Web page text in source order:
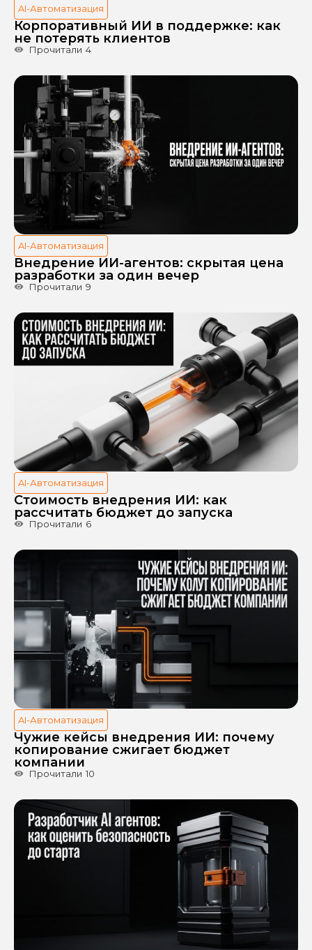
AI-Автоматизация
Корпоративный ИИ в поддержке: как
не потерять клиентов
Прочитали 4
AI-Автоматизация
Внедрение ИИ-агентов: скрытая цена
разработки за один вечер
Прочитали 9
AI-Автоматизация
Стоимость внедрения ИИ: как
рассчитать бюджет до запуска
Прочитали 6
AI-Автоматизация
Чужие кейсы внедрения ИИ: почему
копирование сжигает бюджет
компании
Прочитали 10